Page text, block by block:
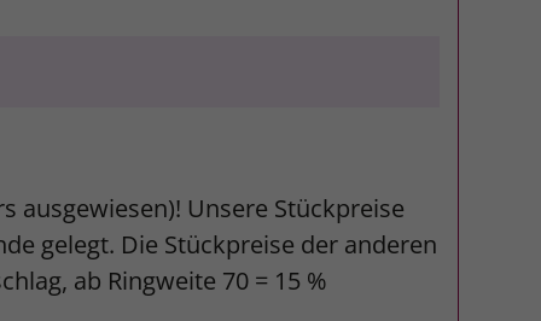
ausgewiesen)! Unsere Stückpreise
gelegt. Die Stückpreise der anderen
ab Ringweite 70 = 15 %